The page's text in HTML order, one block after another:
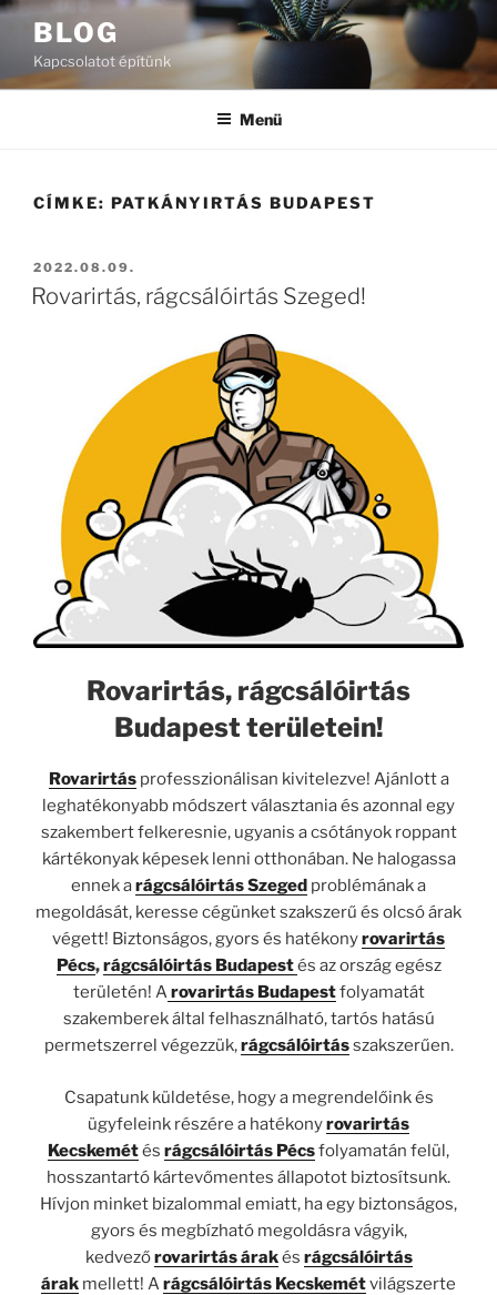
Tartalomhoz
BLOG
Kapcsolatot építünk
Menü
CÍMKE: PATKÁNYIRTÁS BUDAPEST
BEKÜLDVE:
2022.08.09.
Rovarirtás, rágcsálóirtás Szeged!
Rovarirtás, rágcsálóirtás
Budapest területein!
Rovarirtásprofesszionálisan kivitelezve! Ajánlott a
leghatékonyabb módszert választania és azonnal egy
szakembert felkeresnie, ugyanis a csótányok roppant
kártékonyak képesek lenni otthonában. Ne halogassa
ennek arágcsálóirtás Szeged problémának a
megoldását, keresse cégünket szakszerű és olcsó árak
végett! Biztonságos, gyors és hatékonyrovarirtás
Pécs,rágcsálóirtás Budapestés az ország egész
területén! Arovarirtás Budapestfolyamatát
szakemberek által felhasználható, tartós hatású
permetszerrel végezzük,rágcsálóirtásszakszerűen.
Csapatunk küldetése, hogy a megrendelőink és
ügyfeleink részére a hatékonyrovarirtás
Kecskemétés rágcsálóirtás Pécsfolyamatán felül,
hosszantartó kártevőmentes állapotot biztosítsunk.
Hívjon minket bizalommal emiatt, ha egy biztonságos,
gyors és megbízható megoldásra vágyik,
kedvezőrovarirtás árakés rágcsálóirtás
árak mellett! Arágcsálóirtás Kecskemétvilágszerte